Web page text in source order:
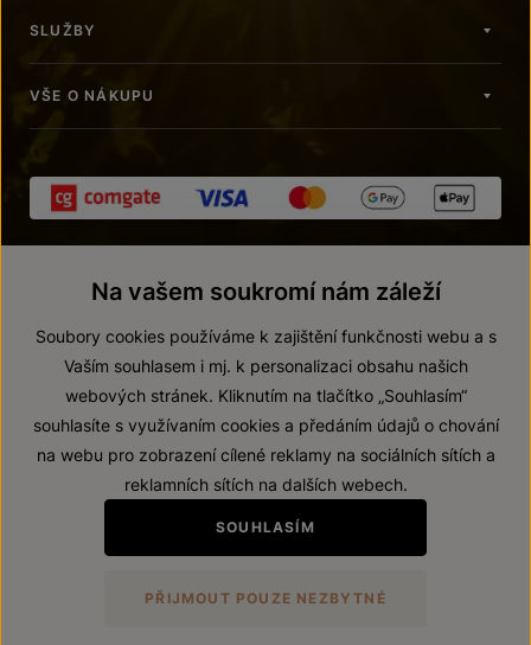
SLUŽBY
VŠE O NÁKUPU
© 2026 ZNOVÍN ZNOJMO, a. s.
Prohlášení o přístupnosti
Zákaz prodeje alkoholických nápojů osobám mladším 18 let.
VytvořilwebProgress
Na vašem soukromí nám záleží
Soubory cookies používáme k zajištění funkčnosti webu a s
Vaším souhlasem i mj. k personalizaci obsahu našich
webových stránek. Kliknutím na tlačítko „Souhlasím“
souhlasíte s využívaním cookies a předáním údajů o chování
na webu pro zobrazení cílené reklamy na sociálních sítích a
reklamních sítích na dalších webech.
SOUHLASÍM
PŘIJMOUT POUZE NEZBYTNÉ